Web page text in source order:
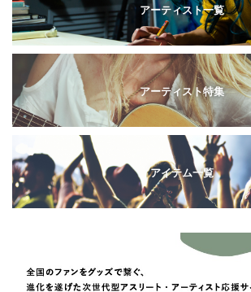
アーティスト一覧
アーティスト特集
アイテム一覧